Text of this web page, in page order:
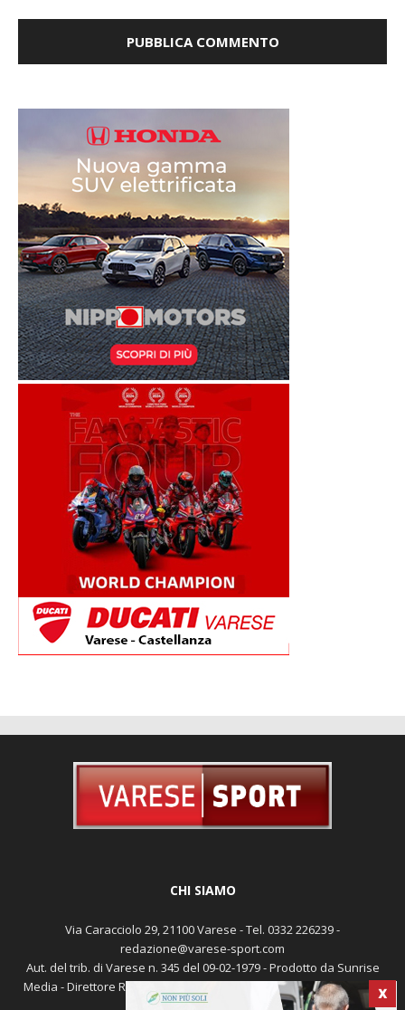
X
CHI SIAMO
Via Caracciolo 29, 21100 Varese - Tel. 0332 226239 -
redazione@varese-sport.com
Aut. del trib. di Varese n. 345 del 09-02-1979 - Prodotto da Sunrise
Media - Direttore Responsabile: Michele Marocco -Cookie policy
Pubblicità